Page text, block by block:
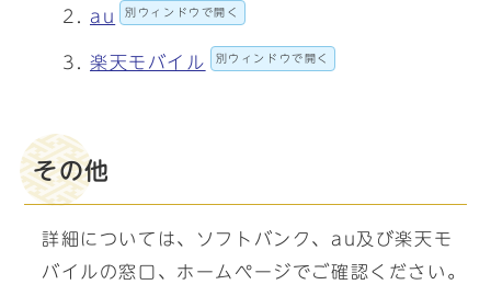
au 別ウィンドウで開く
楽天モバイル 別ウィンドウで開く
その他
詳細については、ソフトバンク、au及び楽天モ
バイルの窓口、ホームページでご確認ください。